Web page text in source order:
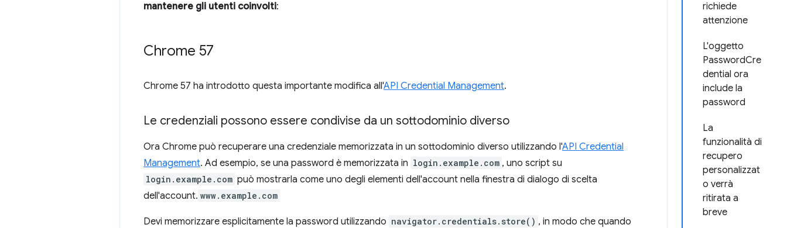
richiede
attenzione
L'oggetto
PasswordCre
dential ora
include la
password
La
funzionalità di
recupero
personalizzat
o verrà
ritirata a
breve
mantenere gli utenti coinvolti:
Chrome 57
Chrome 57 ha introdotto questa importante modifica all'API Credential Management.
Le credenziali possono essere condivise da un sottodominio diverso
Ora Chrome può recuperare una credenziale memorizzata in un sottodominio diverso utilizzando l'API Credential
Management. Ad esempio, se una password è memorizzata in login.example.com , uno script su
login.example.com può mostrarla come uno degli elementi dell'account nella finestra di dialogo di scelta
dell'account. www.example.com
Devi memorizzare esplicitamente la password utilizzando navigator.credentials.store() , in modo che quando